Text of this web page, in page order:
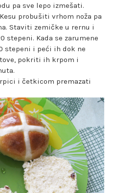
pa sve lepo izmešati.
probušiti vrhom noža pa
Staviti zemičke u rernu i
Kada se zarumene
stepeni i peći ih dok ne
pokriti ih krpom i
i četkicom premazati